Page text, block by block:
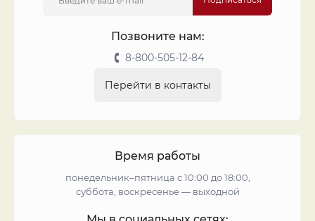
Позвоните нам:
8-800-505-12-84
Перейти в контакты
Время работы
понедельник–пятница с 10:00 до 18:00,
суббота, воскресенье — выходной